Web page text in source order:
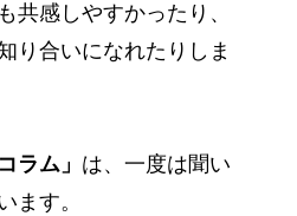
共感しやすかったり、
り合いになれたりしま
ラム」 は、一度は聞い
ます。